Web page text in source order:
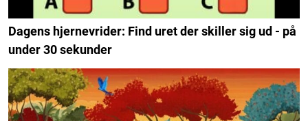
Dagens hjernevrider: Find uret der skiller sig ud - på
under 30 sekunder